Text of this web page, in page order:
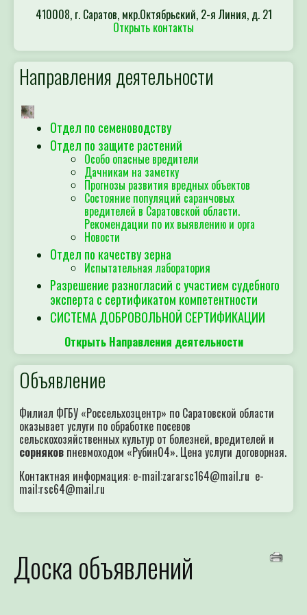
410008, г. Саратов, мкр.Октябрьский, 2-я Линия, д. 21
Открыть контакты
Направления деятельности
Отдел по семеноводству
Отдел по защите растений
Особо опасные вредители
Дачникам на заметку
Прогнозы развития вредных объектов
Состояние популяций саранчовых
вредителей в Саратовской области.
Рекомендации по их выявлению и орга
Новости
Отдел по качеству зерна
Испытательная лаборатория
Разрешение разногласий с участием судебного
эксперта с сертификатом компетентности
СИСТЕМА ДОБРОВОЛЬНОЙ СЕРТИФИКАЦИИ
Открыть Направления деятельности
Объявление
Филиал ФГБУ «Россельхозцентр» по Саратовской области
оказывает услуги по обработке посевов
сельскохозяйственных культур от болезней, вредителей и
сорняков пневмоходом «Рубин04». Цена услуги договорная.
Контактная информация: e-mail:zararsc164@mail.ru e-
mail:rsc64@mail.ru
Доска объявлений